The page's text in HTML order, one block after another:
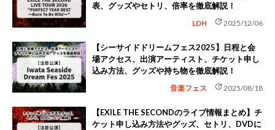
表、グッズやセトリ、倍率を徹底解説！
LDH update2025/12/06
【シーサイドドリームフェス2025】日程と会
場アクセス、出演アーティスト、チケット申し
込み方法、グッズや持ち物を徹底解説！
音楽フェス update2025/08/18
【EXILE THE SECONDのライブ情報まとめ】チ
ケット申し込み方法やグッズ、セトリ、DVDに